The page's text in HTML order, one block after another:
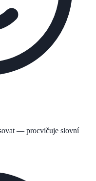
— procvičuje slovní